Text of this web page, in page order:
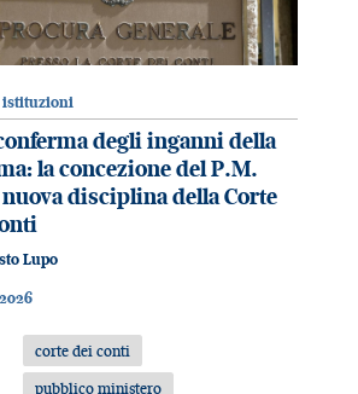
istituzioni
degli inganni della
la concezione del P.M.
disciplina della Corte
Lupo
corte dei conti
pubblico ministero